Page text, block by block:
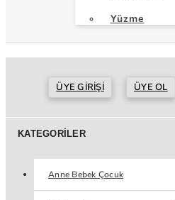
Yüzme
ÜYE GIRIŞI ÜYE OL
KATEGORILER
Anne Bebek Çocuk